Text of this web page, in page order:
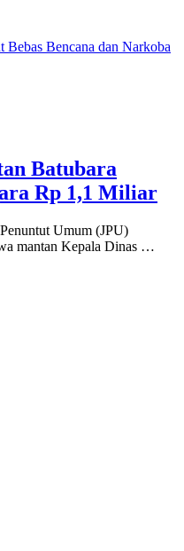
Bencana dan Narkoba
Batubara
Rp 1,1 Miliar
Umum (JPU)
mantan Kepala Dinas …